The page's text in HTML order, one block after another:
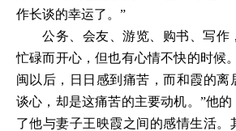
作长谈的幸运了。”
公务、会友、游览、购书、写作
忙碌而开心，但也有心情不快的时候
闽以后，日日感到痛苦，而和霞的离
谈心，却是这痛苦的主要动机。”他
了他与妻子王映霞之间的感情生活。